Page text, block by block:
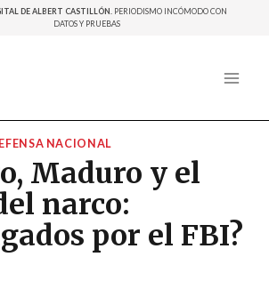
DE ALBERT CASTILLÓN. PERIODISMO INCÓMODO CON
DATOS Y PRUEBAS
NACIONAL
Maduro y el
narco:
por el FBI?